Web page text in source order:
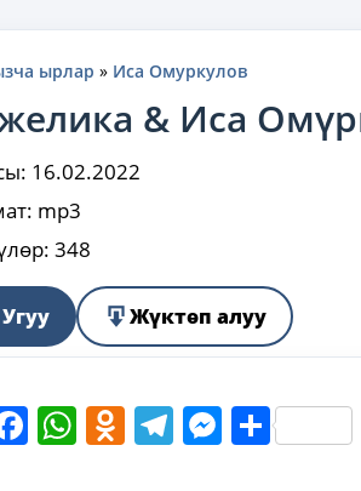
ырлар » Иса Омуркулов
& Иса
16.02.2022
mp3
348
Угуу Жүктөп алуу
Facebook
WhatsApp
Telegram
Share